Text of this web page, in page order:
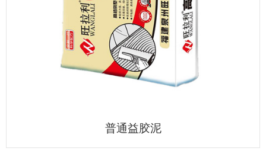
普通益胶泥